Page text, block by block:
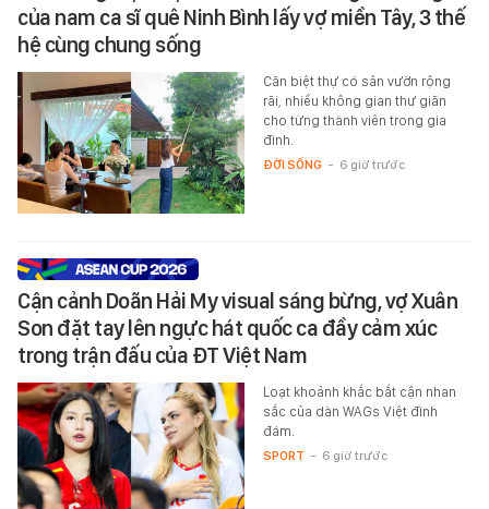
của nam ca sĩ quê Ninh Bình lấy vợ miền Tây, 3 thế
hệ cùng chung sống
Căn biệt thự có sân vườn rộng
rãi, nhiều không gian thư giãn
cho từng thành viên trong gia
đình.
ĐỜI SỐNG - 6 giờ trước
Cận cảnh Doãn Hải My visual sáng bừng, vợ Xuân
Son đặt tay lên ngực hát quốc ca đầy cảm xúc
trong trận đấu của ĐT Việt Nam
Loạt khoảnh khắc bắt cận nhan
sắc của dàn WAGs Việt đình
đám.
SPORT - 6 giờ trước